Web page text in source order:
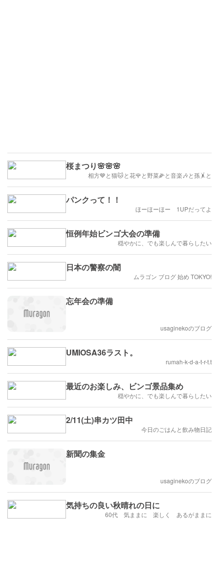
桜まつり🌸🌸🌸
相方💙と猫🐱と花🌹と野菜🌽と音楽🎶と孫🤸と
パンクって！！
ほーほーほー 1UPだってよ
恒例年始ビンゴ大会の準備
穏やかに、でも楽しんで暮らしたい
日本の警察の闇
ムラゴン ブログ 始め TOKYO!
忘年会の準備
usaginekoのブログ
UMIOSA36ラスト。
rumah-k-d-a-t-r-t.t
最近のお楽しみ、ビンゴ景品集め
穏やかに、でも楽しんで暮らしたい
2/11(土)串カツ田中
今日のごはんと飲み物日記
新聞の集金
usaginekoのブログ
気持ちの良い秋晴れの日に
60代 気ままに 楽しく あるがままに